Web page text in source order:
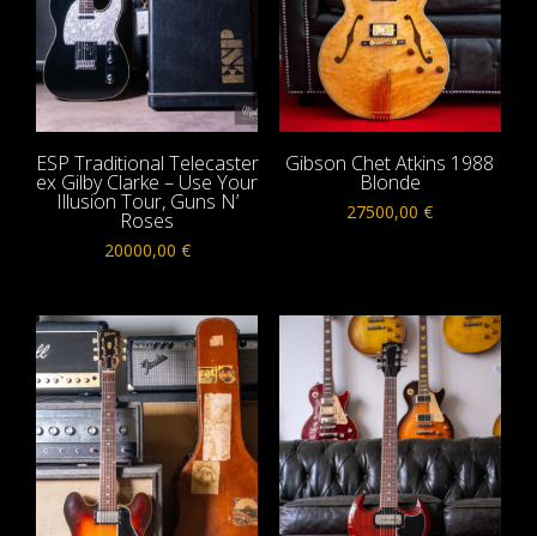
ESP Traditional Telecaster
ex Gilby Clarke – Use Your
Illusion Tour, Guns N’
Roses
20000,00 €
Gibson Chet Atkins 1988
Blonde
27500,00€